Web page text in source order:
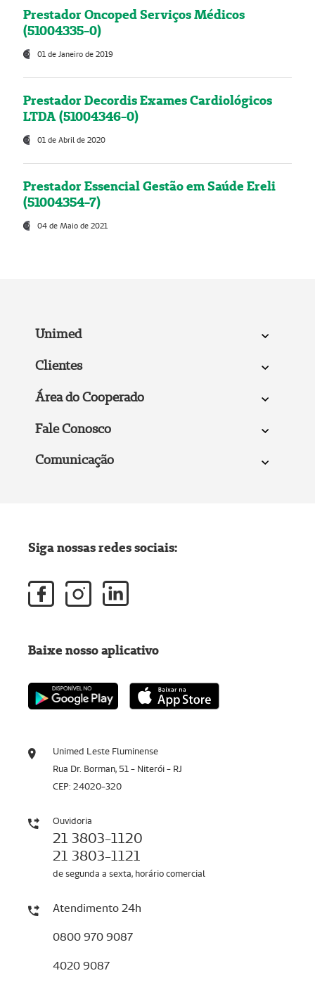
Prestador Oncoped Serviços Médicos
(51004335-0)
01 de Janeiro de 2019
Prestador Decordis Exames Cardiológicos
LTDA (51004346-0)
01 de Abril de 2020
Prestador Essencial Gestão em Saúde Ereli
(51004354-7)
04 de Maio de 2021
Unimed
Clientes
Área do Cooperado
Fale Conosco
Comunicação
Unimed Leste Fluminense
Rua Dr. Borman, 51 - Niterói - RJ
CEP: 24020-320
Ouvidoria
21 3803-1120
21 3803-1121
de segunda a sexta, horário comercial
Atendimento 24h
0800 970 9087
4020 9087
Siga nossas redes sociais:
Baixe nosso aplicativo